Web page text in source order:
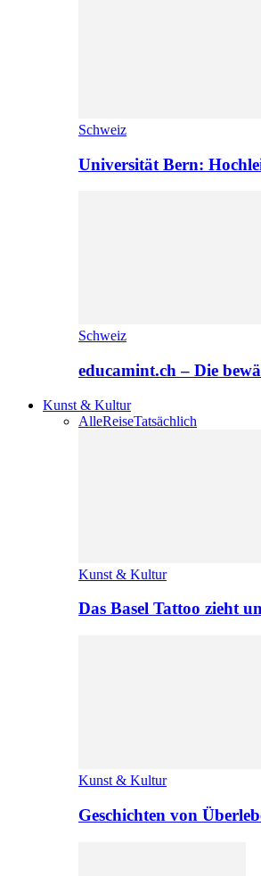
Schweiz
Universität Bern:
Schweiz
educamint.ch – Die
Kunst & Kultur
AlleReiseTatsächlich
Kunst & Kultur
Das Basel Tattoo zieht
Kunst & Kultur
Geschichten von